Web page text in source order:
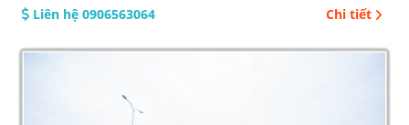
Liên hệ 0906563064 Chi tiết